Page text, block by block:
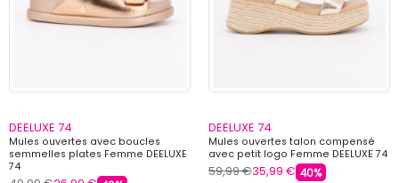
DEELUXE 74
Mules ouvertes avec boucles
semmelles plates Femme DEELUXE
74
DEELUXE 74
Mules ouvertes talon compensé
avec petit logo Femme DEELUXE 74
59,99 €35,99 € 40%